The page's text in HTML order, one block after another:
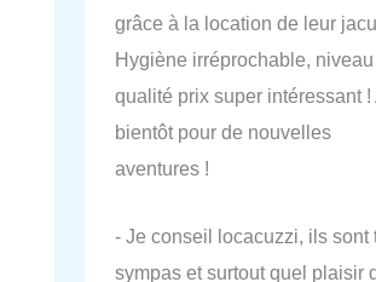
grâce à la location de leur
Hygiène irréprochable, niveau
qualité prix super intéressant !
bientôt pour de nouvelles
aventures !
- Je conseil locacuzzi, ils sont
sympas et surtout quel plaisir